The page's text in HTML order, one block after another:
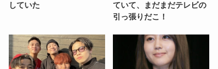
していた
ていて、まだまだテレビの
引っ張りだこ！